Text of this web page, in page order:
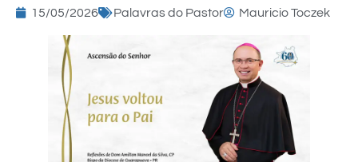
15/05/2026 Palavras do Pastor Mauricio Toczek